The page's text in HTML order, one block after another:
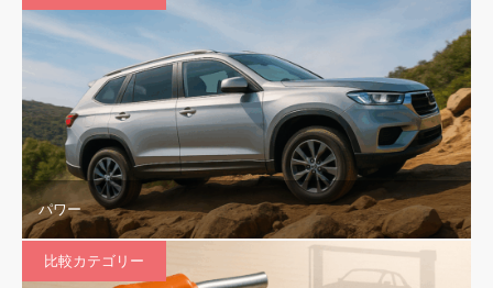
パワー
比較カテゴリー